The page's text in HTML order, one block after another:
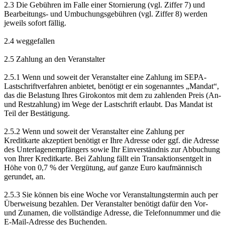
2.3 Die Gebühren im Falle einer Stornierung (vgl. Ziffer 7) und
Bearbeitungs- und Umbuchungsgebühren (vgl. Ziffer 8) werden
jeweils sofort fällig.
2.4 weggefallen
2.5 Zahlung an den Veranstalter
2.5.1 Wenn und soweit der Veranstalter eine Zahlung im SEPA-
Lastschriftverfahren anbietet, benötigt er ein sogenanntes „Mandat“,
das die Belastung Ihres Girokontos mit dem zu zahlenden Preis (An-
und Restzahlung) im Wege der Lastschrift erlaubt. Das Mandat ist
Teil der Bestätigung.
2.5.2 Wenn und soweit der Veranstalter eine Zahlung per
Kreditkarte akzeptiert benötigt er Ihre Adresse oder ggf. die Adresse
des Unterlagenempfängers sowie Ihr Einverständnis zur Abbuchung
von Ihrer Kreditkarte. Bei Zahlung fällt ein Transaktionsentgelt in
Höhe von 0,7 % der Vergütung, auf ganze Euro kaufmännisch
gerundet, an.
2.5.3 Sie können bis eine Woche vor Veranstaltungstermin auch per
Überweisung bezahlen. Der Veranstalter benötigt dafür den Vor-
und Zunamen, die vollständige Adresse, die Telefonnummer und die
E-Mail-Adresse des Buchenden.